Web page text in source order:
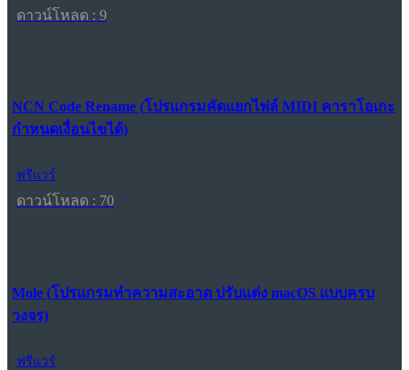
ดาวน์โหลด : 9
NCN Code Rename (โปรแกรมคัดแยกไฟล์ MIDI คาราโอเกะ
กำหนดเงื่อนไขได้)
ฟรีแวร์
ดาวน์โหลด : 70
Mole (โปรแกรมทำความสะอาด ปรับแต่ง macOS แบบครบ
วงจร)
ฟรีแวร์